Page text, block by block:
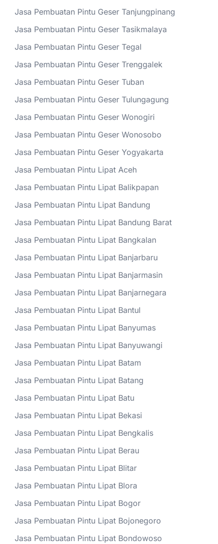
Jasa Pembuatan Pintu Geser Tanjungpinang
Jasa Pembuatan Pintu Geser Tasikmalaya
Jasa Pembuatan Pintu Geser Tegal
Jasa Pembuatan Pintu Geser Trenggalek
Jasa Pembuatan Pintu Geser Tuban
Jasa Pembuatan Pintu Geser Tulungagung
Jasa Pembuatan Pintu Geser Wonogiri
Jasa Pembuatan Pintu Geser Wonosobo
Jasa Pembuatan Pintu Geser Yogyakarta
Jasa Pembuatan Pintu Lipat Aceh
Jasa Pembuatan Pintu Lipat Balikpapan
Jasa Pembuatan Pintu Lipat Bandung
Jasa Pembuatan Pintu Lipat Bandung Barat
Jasa Pembuatan Pintu Lipat Bangkalan
Jasa Pembuatan Pintu Lipat Banjarbaru
Jasa Pembuatan Pintu Lipat Banjarmasin
Jasa Pembuatan Pintu Lipat Banjarnegara
Jasa Pembuatan Pintu Lipat Bantul
Jasa Pembuatan Pintu Lipat Banyumas
Jasa Pembuatan Pintu Lipat Banyuwangi
Jasa Pembuatan Pintu Lipat Batam
Jasa Pembuatan Pintu Lipat Batang
Jasa Pembuatan Pintu Lipat Batu
Jasa Pembuatan Pintu Lipat Bekasi
Jasa Pembuatan Pintu Lipat Bengkalis
Jasa Pembuatan Pintu Lipat Berau
Jasa Pembuatan Pintu Lipat Blitar
Jasa Pembuatan Pintu Lipat Blora
Jasa Pembuatan Pintu Lipat Bogor
Jasa Pembuatan Pintu Lipat Bojonegoro
Jasa Pembuatan Pintu Lipat Bondowoso